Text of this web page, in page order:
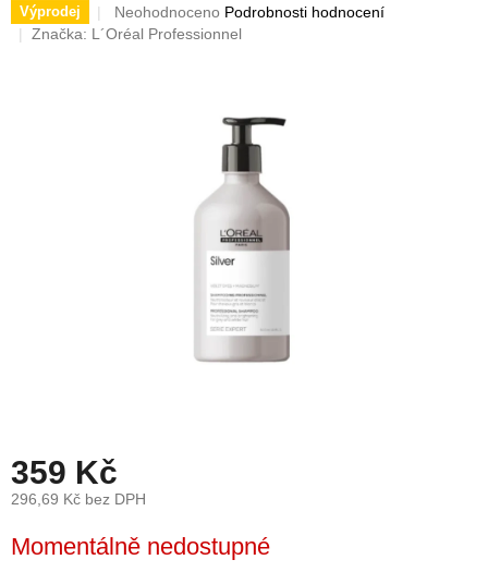
Výprodej
Průměrné
hodnocení
Neohodnoceno Podrobnosti hodnocení
Značka: L´Oréal Professionnel
359 Kč
296,69 Kč bez DPH
cena:
Momentálně nedostupné